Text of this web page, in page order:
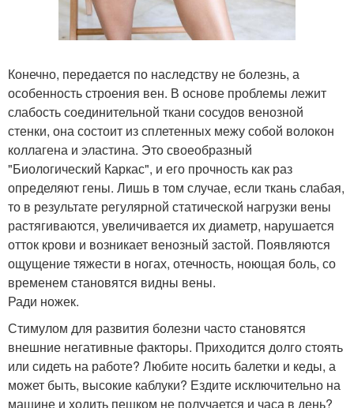
Конечно, передается по наследству не болезнь, а
особенность строения вен. В основе проблемы лежит
слабость соединительной ткани сосудов венозной
стенки, она состоит из сплетенных межу собой волокон
коллагена и эластина. Это своеобразный
"Биологический Каркас", и его прочность как раз
определяют гены. Лишь в том случае, если ткань слабая,
то в результате регулярной статической нагрузки вены
растягиваются, увеличивается их диаметр, нарушается
отток крови и возникает венозный застой. Появляются
ощущение тяжести в ногах, отечность, ноющая боль, со
временем становятся видны вены.
Ради ножек.
Стимулом для развития болезни часто становятся
внешние негативные факторы. Приходится долго стоять
или сидеть на работе? Любите носить балетки и кеды, а
может быть, высокие каблуки? Ездите исключительно на
машине и ходить пешком не получается и часа в день?